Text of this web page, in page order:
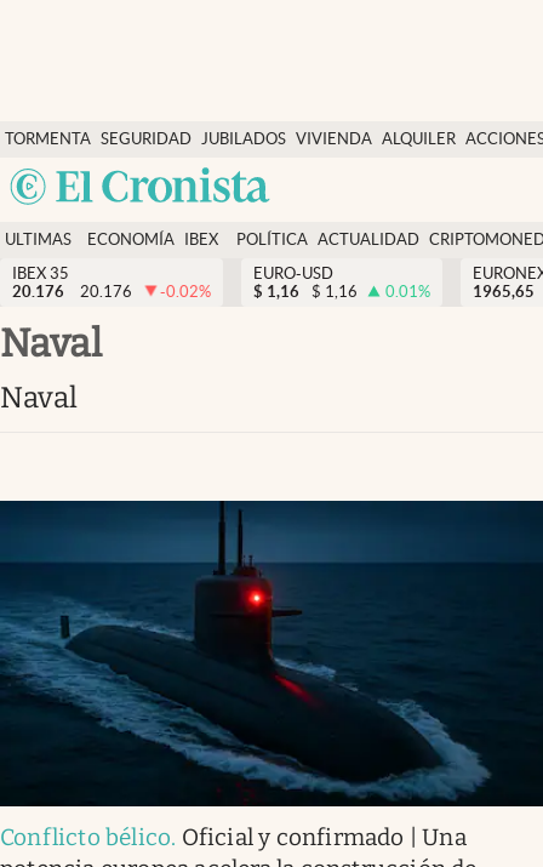
TORMENTA SEGURIDAD
SOCIAL
JUBILADOS VIVIENDA ALQUILER
USA
Economía y finanzas
Política
Actualidad
Criptomonedas
España
ULTIMAS
NOTICIAS
ECONOMÍA
FINANZAS
IBEX
EURO
POLÍTICA ACTUALIDAD
IBEX 35
20.176
20.176 -0.02%
EURO-USD
$ 1,16 $ 1,16 0.01%
1965,65
naval
naval
Conflicto bélico. Oficial y confirmado | Una